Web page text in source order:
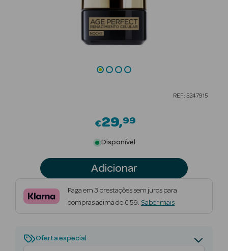
Beauty Season
Beauty Season
Beauty Season
REF: 5247915
€29 99
Disponível
Adicionar
Paga em 3 prestações sem juros para
compras acima de € 59. Saber mais
Oferta especial